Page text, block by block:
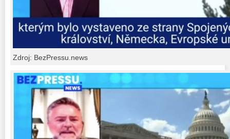
Zdroj: BezPressu.news